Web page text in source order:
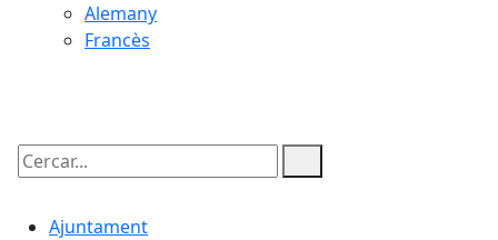
Alemany
Francès
Cercar:
Ajuntament